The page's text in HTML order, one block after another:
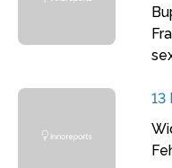
13